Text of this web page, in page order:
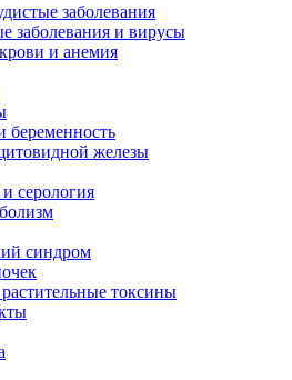
заболевания
заболевания и вирусы
и анемия
беременность
железы
серология
синдром
токсины